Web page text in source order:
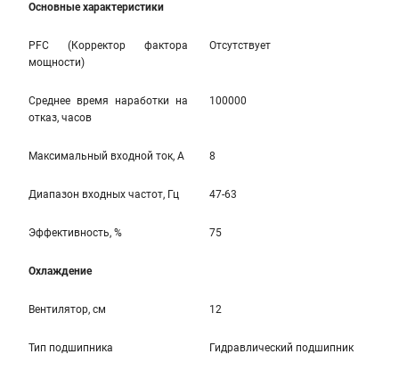
Основные характеристики
PFC (Корректор фактора
мощности)
Отсутствует
Среднее время наработки на
отказ, часов
100000
Максимальный входной ток, А 8
Диапазон входных частот, Гц 47-63
Эффективность, % 75
Охлаждение
Вентилятор, см 12
Тип подшипника Гидравлический подшипник